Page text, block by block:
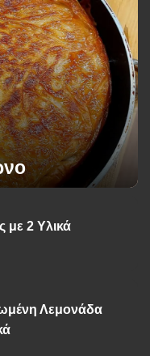
με 2 Υλικά
Λεμονάδα